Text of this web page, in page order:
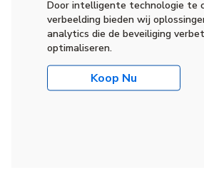
Door intelligente technologie te
verbeelding bieden wij
analytics die de beveiliging
optimaliseren.
Koop Nu